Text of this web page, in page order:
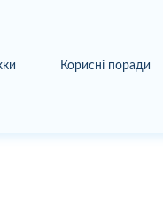
Корисні поради